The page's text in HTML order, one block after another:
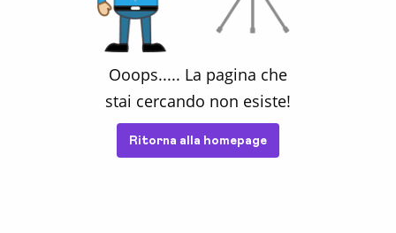
Ooops..... La pagina che
stai cercando non esiste!
Ritorna alla homepage